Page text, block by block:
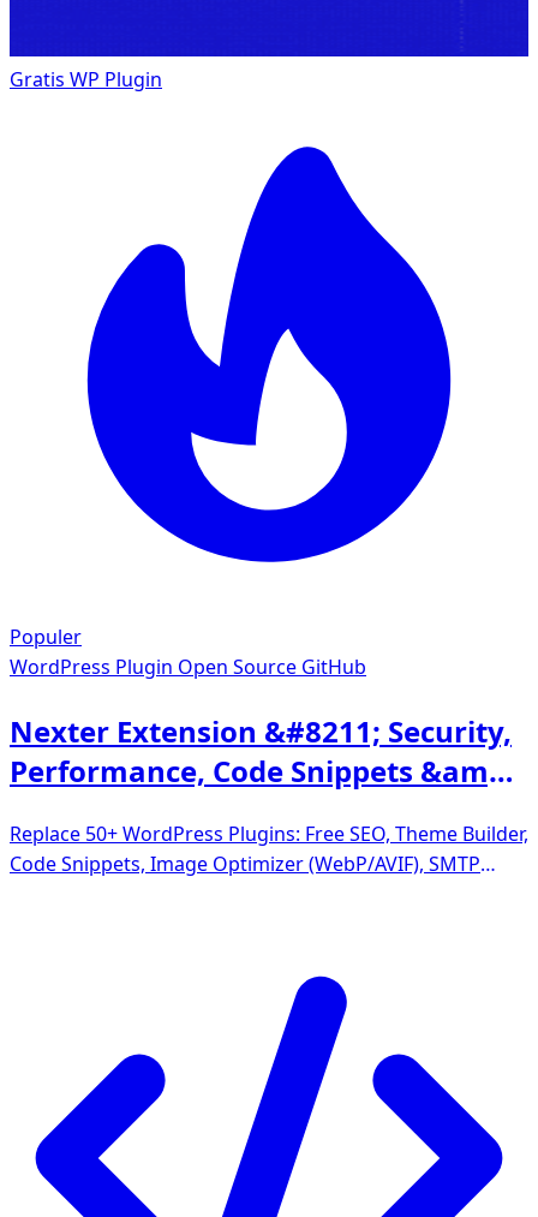
Gratis WP Plugin
Populer
WordPress Plugin Open Source GitHub
Nexter Extension &#8211; Security,
Performance, Code Snippets &amp;
Replace 50+ WordPress Plugins: Free SEO, Theme Builder,
Code Snippets, Image Optimizer (WebP/AVIF), SMTP